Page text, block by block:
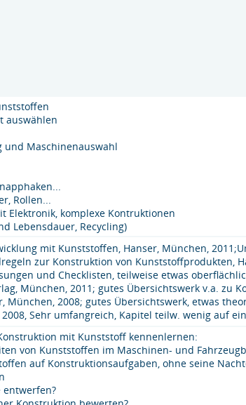
auswählen
und Maschinenauswahl
Rollen...
Elektronik, komplexe Kontruktionen
Lebensdauer, Recycling)
mit Kunststoffen, Hanser, München,
zur Konstruktion von Kunststoffprodukten,
und Checklisten, teilweise etwas
München, 2011; gutes Übersichtswerk v.a. zu
2008; gutes Übersichtswerk, etwas
Sehr umfangreich, Kapitel teilw. wenig auf
mit Kunststoff kennenlernen:
von Kunststoffen im Maschinen- und
auf Konstruktionsaufgaben, ohne seine
entwerfen?